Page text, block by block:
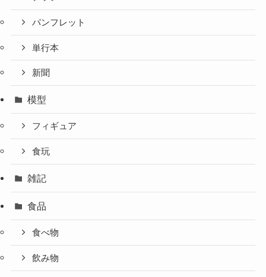
パンフレット
単行本
新聞
模型
フィギュア
食玩
雑記
食品
食べ物
飲み物